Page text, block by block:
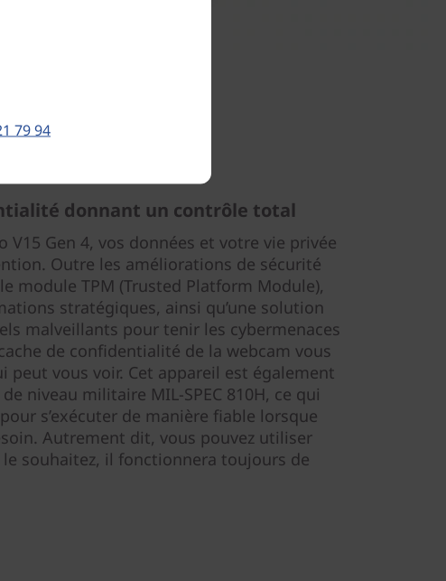
donnant un contrôle total
V15 Gen 4, vos données et votre vie privée
Outre les améliorations de sécurité
module TPM (Trusted Platform Module),
stratégiques, ainsi qu’une solution
malveillants pour tenir les cybermenaces
de confidentialité de la webcam vous
peut vous voir. Cet appareil est également
niveau militaire MIL-SPEC 810H, ce qui
s’exécuter de manière fiable lorsque
Autrement dit, vous pouvez utiliser
souhaitez, il fonctionnera toujours de
79 94